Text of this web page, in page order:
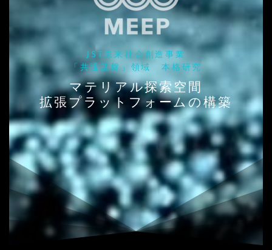
JST未来社会創造事業
「共通基盤」領域 本格研究
マテリアル探索空間
拡張プラットフォームの構築